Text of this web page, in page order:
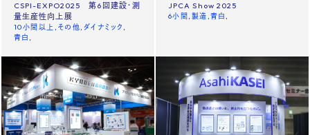
CSPI-EXPO2025 第6回建設・測
量生産性向上展
10小間以上 その他 ダイナミック
青白
JPCA Show 2025
6小間 製造 青白